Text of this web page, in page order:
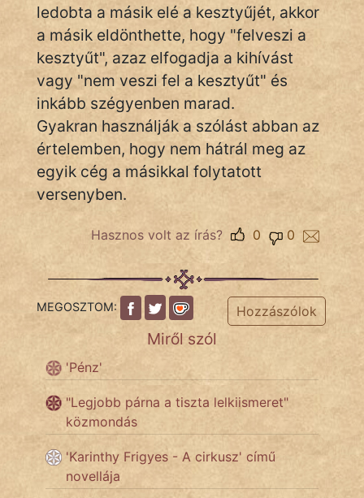
KÖZMONDÁS
PSZICHO
ZENE
FILM
ÉLETMÓD
Népszerű szerzőink:
fantom
Jób Gedeon
Láron Ádám
ledobta a másik elé a kesztyűjét, akkor
a másik eldönthette, hogy "felveszi a
kesztyűt", azaz elfogadja a kihívást
vagy "nem veszi fel a kesztyűt" és
inkább szégyenben marad.
Gyakran használják a szólást abban az
értelemben, hogy nem hátrál meg az
egyik cég a másikkal folytatott
versenyben.
Hasznos volt az írás? 0
0
MEGOSZTOM: Hozzászólok
Miről szól
'Pénz'
"Legjobb párna a tiszta lelkiismeret"
közmondás
'Karinthy Frigyes - A cirkusz' című
novellája